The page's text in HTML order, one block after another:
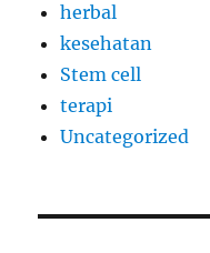
herbal
kesehatan
Stem cell
terapi
Uncategorized